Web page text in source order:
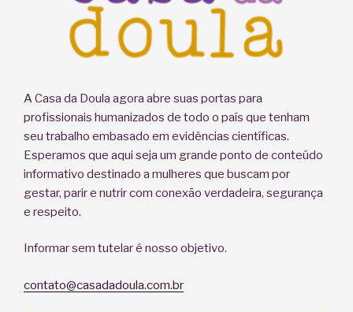
A Casa da Doula agora abre suas portas para
profissionais humanizados de todo o país que tenham
seu trabalho embasado em evidências científicas.
Esperamos que aqui seja um grande ponto de conteúdo
informativo destinado a mulheres que buscam por
gestar, parir e nutrir com conexão verdadeira, segurança
e respeito.
Informar sem tutelar é nosso objetivo.
contato@casadadoula.com.br